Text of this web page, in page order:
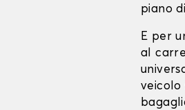
piano
E per
al